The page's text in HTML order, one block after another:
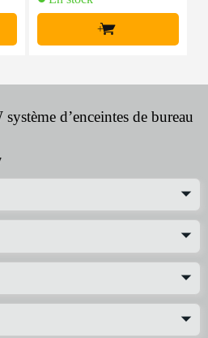
+
d’enceintes de bureau